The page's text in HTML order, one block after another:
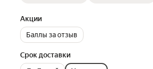
Акции
Баллы за отзыв
Срок доставки